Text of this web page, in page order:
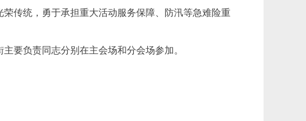
传统，勇于承担重大活动服务保障、防汛等急难险重
要负责同志分别在主会场和分会场参加。